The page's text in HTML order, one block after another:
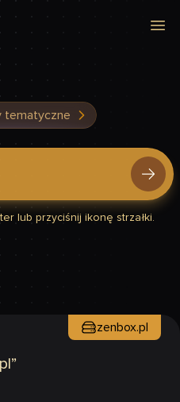
tematyczne
Twoja strona jest szybka
lub przyciśnij ikonę strzałki.
”
zenbox.pl